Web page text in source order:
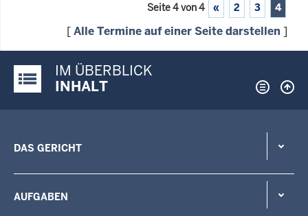
Seite 4 von 4 « 2 3 4
[Alle Termine auf einer Seite darstellen ]
Justiz-Portal im Überblick:
IM ÜBERBLICK
INHALT
DAS GERICHT
AUFGABEN